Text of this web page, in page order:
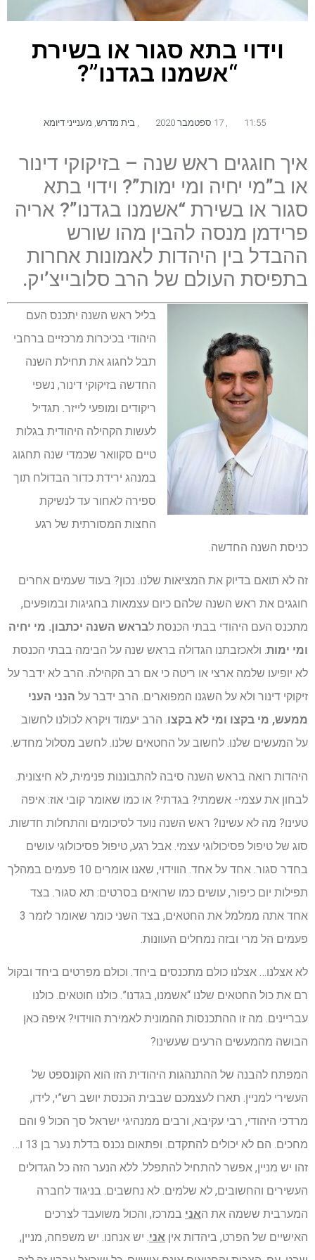
וידוי בתא סגור או בשירת
“אשמנו בגדנו”?
11:55 בית מדרש מענייני דיומא
איך חוגגים ראש שנה – בזיקוקי דינור
או ב”מי יחיה ומי ימות”? וידוי בתא
סגור או בשירת “אשמנו בגדנו”? אריה
פרידמן מנסה להבין מהו שורש
ההבדל בין היהדות לאמונות אחרות
בתפיסת העולם של הרב סלובייצ’יק.
בליל ראש השנה יתכנס העם
היהודי בכיכרות מרכזיים ברחבי
תבל לחגוג את תחילת השנה
החדשה בזיקוקי דינור, נשפי
ריקודים ומופעי לייזר. תגדיל
לעשות הקהילה היהודית בגלות
טיים סקוואר שכמדי שנה תחגוג
במנהג ירידת כדור הבדולח תוך
ספירה לאחור עד לנשיקת
החצות המסורתית של רגע
כניסת השנה החדשה.
זה לא תואם בדיוק את המציאות שלנו. נכון? בעוד שעמים אחרים
חוגגים את ראש השנה שלהם כיום עצמאות בחגיגות ובמופעים,
מתכנס העם היהודי בבתי הכנסת לבראש השנה יכתבון. מי יחיה
ומי ימות. ולאכזבתנו הגדולה בראש שנה על הבימה בבתי הכנסת
לא יופיעו שלמה ארצי או ריטה כי אם רב הקהילה. הרב לא ידבר על
זיקוקי דינור ולא על השגנו המפוארים. הרב ידבר על הנני העני
ממעש, מי בקצו ומי לא בקצו. הרב יעמוד ויקרא לכולנו לחשוב
על המעשים שלנו. לחשוב על החטאים שלנו. לחשב מסלול מחדש.
היהדות רואה בראש השנה סיבה להתבוננות פנימית, לא חיצונית.
לבחון את עצמי- אשמתי? בגדתי? או כמו שאומר קובי אוז: איפה
טעינו? מה לא עשינו? ראש השנה נועד לסיכומים והתחלות חדשות.
סוג של טיפול פסיכולוגי עצמי. אבל רגע, טיפול פסיכולוגי עושים
בחדר סגור. אחד על אחד. הווידוי, שאנו אומרים 10 פעמים במהלך
תפילות יום כיפור, עושים כמו שרואים בסרטים: תא סגור. בצד
אחד אתה ממלמל את החטאים, בצד השני כומר שאומר לזמר 3
פעמים הל מרי ובזה נמחלים העוונות.
לא אצלנו… אצלנו כולם מתכנסים ביחד. וכולם מפרטים ביחד ובקול
רם את כול החטאים שלנו “אשמנו, בגדנו”. כולנו חוטאים. כולנו
עבריינים. מה זו ההתכנסות ההמונית לאמירת הווידוי? איפה כאן
הבושה מהמעשים הרעים שעשינו?
המפתח להבנה של ההתנהגות היהודית הזו הוא הקונספט של
העשירי למניין. תארו לעצמכם שבבית הכנסת יושב רש”י, לידו,
מרדכי היהודי, רבי עקיבא, ורבים ממנהיגי ישראל סך הכול 9 והם
מחכים. הם לא יכולים להתקדם. ופתאום נכנס בדלת נער בן 13 ו…
זהו יש מניין, אפשר להתחיל להתפלל. ללא הנער הזה כל הגדולים
העשירים והחשובים, לא שלמים. לא נחשבים. בניגוד לחברה
המערבית ששמה את האני במרכז, והכול משועבד לצרכים
האישיים של הפרט, ביהדות אין אני. יש אנחנו. יש משפחה, מניין,